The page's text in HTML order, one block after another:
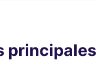
principales